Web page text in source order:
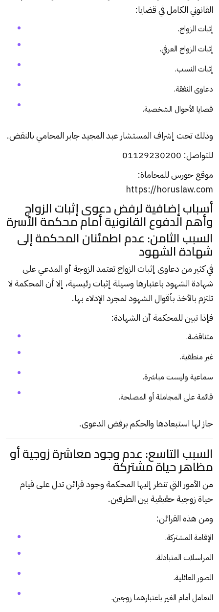
القانوني الكامل في قضايا:
إثبات الزواج.
إثبات الزواج العرفي.
إثبات النسب.
دعاوى النفقة.
قضايا الأحوال الشخصية.
وذلك تحت إشراف المستشار عبد المجيد جابر المحامي بالنقض.
للتواصل: 01129230200
موقع حورس للمحاماة:
https://horuslaw.com
أسباب إضافية لرفض دعوى إثبات الزواج
وأهم الدفوع القانونية أمام محكمة الأسرة
السبب الثامن: عدم اطمئنان المحكمة إلى
شهادة الشهود
في كثير من دعاوى إثبات الزواج تعتمد الزوجة أو المدعي على
شهادة الشهود باعتبارها وسيلة إثبات رئيسية، إلا أن المحكمة لا
تلتزم بالأخذ بأقوال الشهود لمجرد الإدلاء بها.
فإذا تبين للمحكمة أن الشهادة:
متناقضة.
غير منطقية.
سماعية وليست مباشرة.
قائمة على المجاملة أو المصلحة.
جاز لها استبعادها والحكم برفض الدعوى.
السبب التاسع: عدم وجود معاشرة زوجية أو
مظاهر حياة مشتركة
من الأمور التي تنظر إليها المحكمة وجود قرائن تدل على قيام
حياة زوجية حقيقية بين الطرفين.
ومن هذه القرائن:
الإقامة المشتركة.
المراسلات المتبادلة.
الصور العائلية.
التعامل أمام الغير باعتبارهما زوجين.